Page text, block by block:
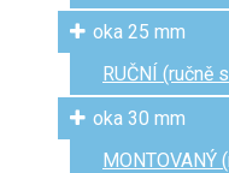
oka 25 mm
RUČNÍ (ručně
oka 30 mm
MONTOVANÝ